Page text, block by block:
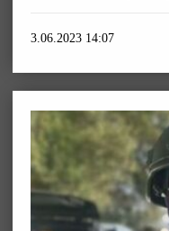
3.06.2023 14:07